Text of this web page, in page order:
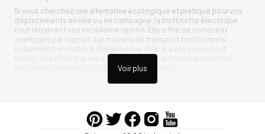
Voir plus
Si vous cherchez une alternative écologique et pratique pour vos
déplacements en ville ou en campagne, la trottinette électrique
tout terrain est une excellente option. Elle offre de nombreux
avantages par rapport aux moyens de transport traditionnels,
notamment en matière d'ergonomie. Grâce à ses pneus tout
terrain, elle offre une excellente adhérence et vous permet de
parcourir simplement toutes sortes de terrains.
Trottinette électrique tout terrain ergonomique
entre vos trajets, vous n’aurez pas à vous soucier de l’état de sa
batterie. De plus, elle est équipée de pneus résistants qui peuvent